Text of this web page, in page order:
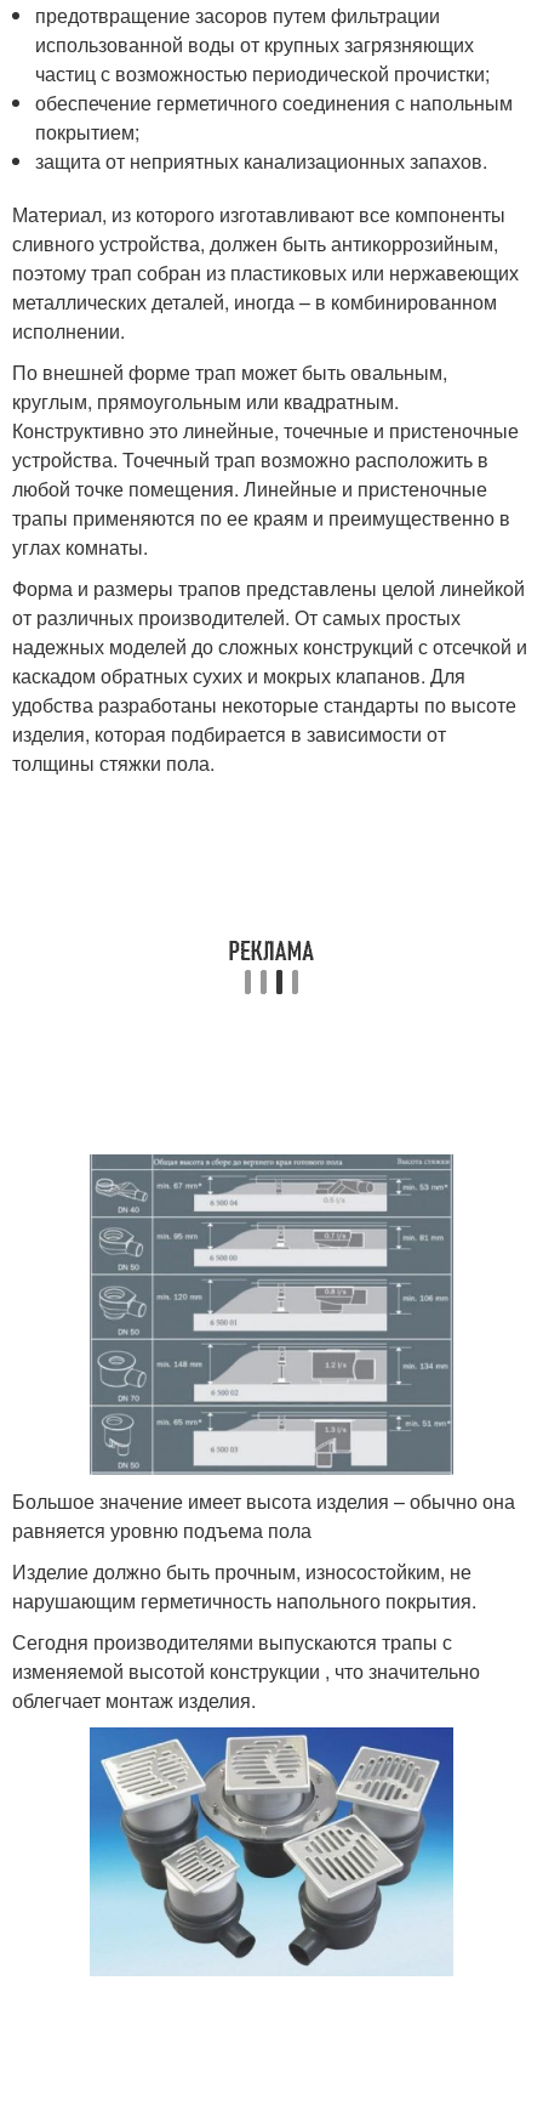
предотвращение засоров путем фильтрации
использованной воды от крупных загрязняющих
частиц с возможностью периодической прочистки;
обеспечение герметичного соединения с напольным
покрытием;
защита от неприятных канализационных запахов.
Материал, из которого изготавливают все компоненты
сливного устройства, должен быть антикоррозийным,
поэтому трап собран из пластиковых или нержавеющих
металлических деталей, иногда – в комбинированном
исполнении.
По внешней форме трап может быть овальным,
круглым, прямоугольным или квадратным.
Конструктивно это линейные, точечные и пристеночные
устройства. Точечный трап возможно расположить в
любой точке помещения. Линейные и пристеночные
трапы применяются по ее краям и преимущественно в
углах комнаты.
Форма и размеры трапов представлены целой линейкой
от различных производителей. От самых простых
надежных моделей до сложных конструкций с отсечкой и
каскадом обратных сухих и мокрых клапанов. Для
удобства разработаны некоторые стандарты по высоте
изделия, которая подбирается в зависимости от
толщины стяжки пола.
Большое значение имеет высота изделия – обычно она
равняется уровню подъема пола
Изделие должно быть прочным, износостойким, не
нарушающим герметичность напольного покрытия.
Сегодня производителями выпускаются трапы с
изменяемой высотой конструкции , что значительно
облегчает монтаж изделия.